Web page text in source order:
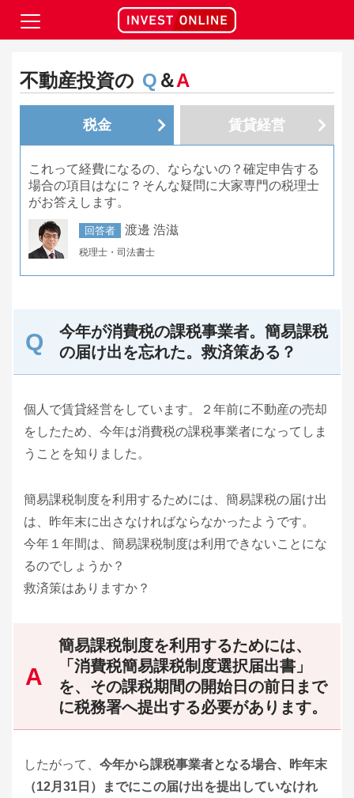
不動産投資の Q ＆A
税金 賃貸経営
これって経費になるの、ならないの？確定申告する
場合の項目はなに？そんな疑問に大家専門の税理士
がお答えします。
回答者 渡邊 浩滋
税理士・司法書士
今年が消費税の課税事業者。簡易課税
の届け出を忘れた。救済策ある？
個人で賃貸経営をしています。２年前に不動産の売却
をしたため、今年は消費税の課税事業者になってしま
うことを知りました。
簡易課税制度を利用するためには、簡易課税の届け出
は、昨年末に出さなければならなかったようです。
今年１年間は、簡易課税制度は利用できないことにな
るのでしょうか？
救済策はありますか？
簡易課税制度を利用するためには、
「消費税簡易課税制度選択届出書」
を、その課税期間の開始日の前日まで
に税務署へ提出する必要があります。
したがって、 今年から課税事業者となる場合、昨年末
（12月31日）までにこの届け出を提出していなけれ